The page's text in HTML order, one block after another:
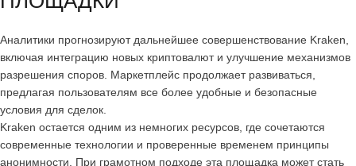
Аналитики прогнозируют дальнейшее совершенствование Kraken,
включая интеграцию новых криптовалют и улучшение механизмов
разрешения споров. Маркетплейс продолжает развиваться,
предлагая пользователям все более удобные и безопасные
условия для сделок.
Kraken остается одним из немногих ресурсов, где сочетаются
современные технологии и проверенные временем принципы
анонимности. При грамотном подходе эта площадка может стать